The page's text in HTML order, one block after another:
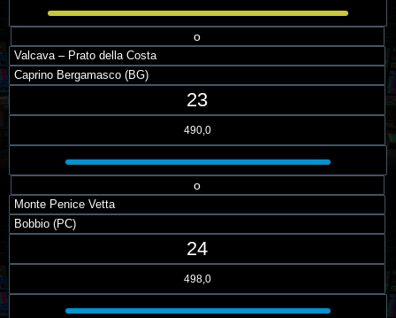
o
Valcava – Prato della Costa
Caprino Bergamasco (BG)
23
490,0
o
Monte Penice Vetta
Bobbio (PC)
24
498,0